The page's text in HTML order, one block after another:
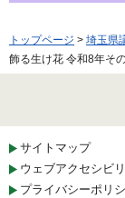
トップページ > 埼玉県
飾る生け花 令和8年そ
サイトマップ
ウェブアクセシビ
プライバシーポリ